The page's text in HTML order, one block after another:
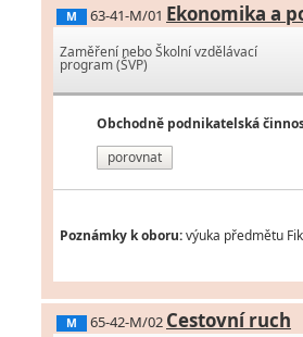
M 63-41-M/01 Ekonomika a
Zaměření nebo Školní vzdělávací
program (ŠVP)
Obchodně podnikatelská
porovnat
Poznámky k oboru:výuka předmětu
M 65-42-M/02 Cestovní ruch